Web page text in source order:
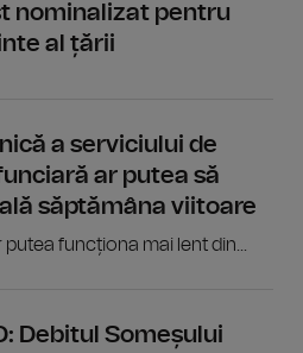
nominalizat pentru
al țării
a serviciului de
ar putea să
săptămâna viitoare
putea funcționa mai lent din...
Debitul Someșului